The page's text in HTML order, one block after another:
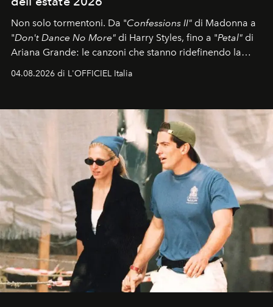
Non solo tormentoni. Da "Confessions II" di Madonna a
"Don't Dance No More" di Harry Styles, fino a "Petal" di
Ariana Grande: le canzoni che stanno ridefinendo la
04.08.2026 di L'OFFICIEL Italia